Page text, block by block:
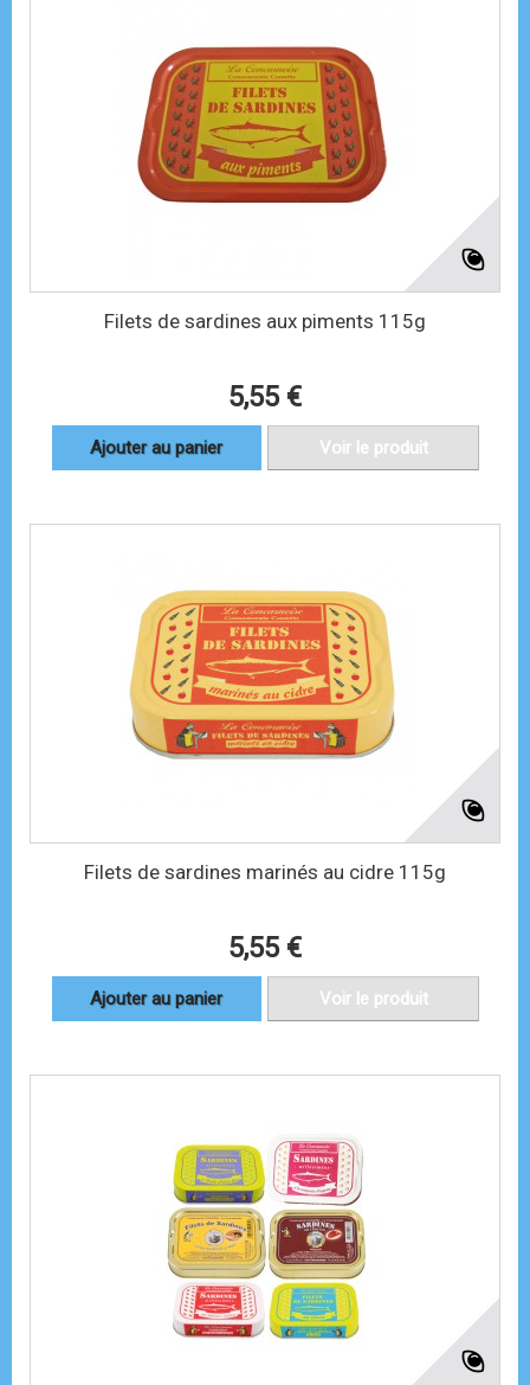
Filets de sardines aux piments 115g
5,55 €
Ajouter au panier Voir le produit
Filets de sardines marinés au cidre 115g
5,55 €
Ajouter au panier Voir le produit